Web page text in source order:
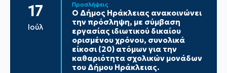
17
Ιούλ
Προσλήψεις
Ο Δήμος Ηράκλειας ανακοινώνει
την πρόσληψη, με σύμβαση
εργασίας ιδιωτικού δικαίου
ορισμένου χρόνου, συνολικά
είκοσι (20) ατόμων για την
καθαριότητα σχολικών μονάδων
του Δήμου Ηράκλειας.